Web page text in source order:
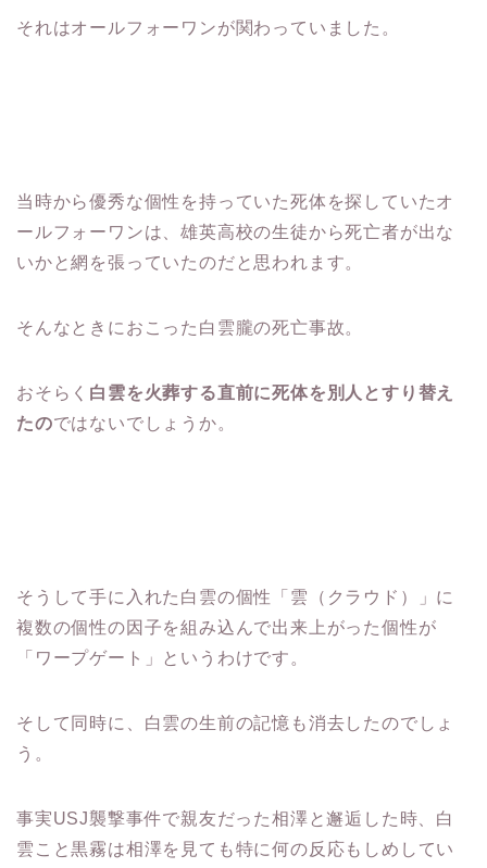
それはオールフォーワンが関わっていました。
当時から優秀な個性を持っていた死体を探していたオ
ールフォーワンは、雄英高校の生徒から死亡者が出な
いかと網を張っていたのだと思われます。
そんなときにおこった白雲朧の死亡事故。
おそらく 白雲を火葬する直前に死体を別人とすり替え
たのではないでしょうか。
そうして手に入れた白雲の個性「雲（クラウド）」に
複数の個性の因子を組み込んで出来上がった個性が
「ワープゲート」というわけです。
そして同時に、白雲の生前の記憶も消去したのでしょ
う。
事実USJ襲撃事件で親友だった相澤と邂逅した時、白
雲こと黒霧は相澤を見ても特に何の反応もしめしてい